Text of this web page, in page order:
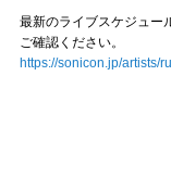
最新のライブスケジュー
ご確認ください。
https://sonicon.jp/artists/